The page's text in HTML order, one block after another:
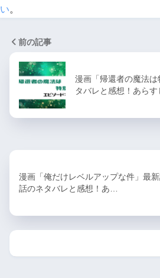
い。
前の記事
漫画「帰還者の魔法
タバレと感想！あらす
漫画「俺だけレベルアップな件」最新
話のネタバレと感想！あ…